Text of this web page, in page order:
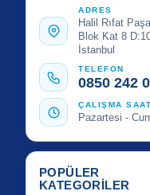
ADRES
Halil Rıfat
Blok Kat 8
İstanbul
TELEFON
0850 242
ÇALIŞMA
Pazartesi -
POPÜLER
KATEGORİLER